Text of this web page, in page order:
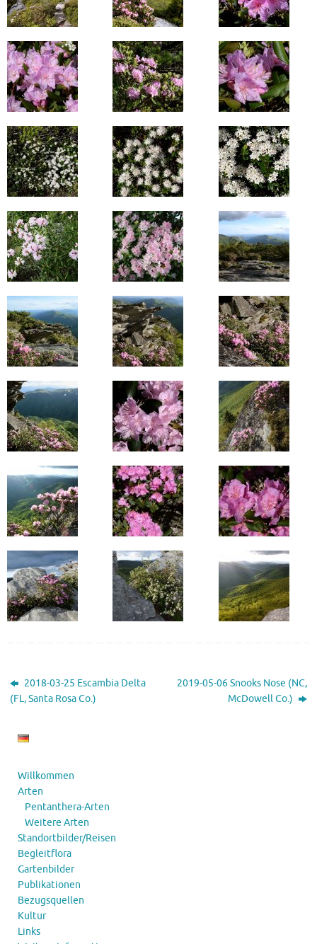
2018-03-25 Escambia Delta
(FL, Santa Rosa Co.)
2019-05-06 Snooks Nose (NC,
McDowell Co.)
Willkommen
Arten
Pentanthera-Arten
Weitere Arten
Standortbilder/Reisen
Begleitflora
Gartenbilder
Publikationen
Bezugsquellen
Kultur
Links